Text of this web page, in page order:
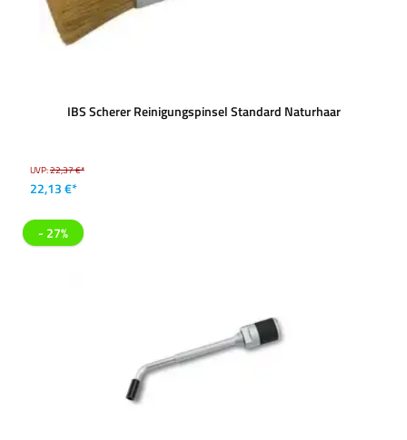
IBS Scherer Reinigungspinsel Standard Naturhaar
UVP:22,37 €*
22,13 €*
- 27%